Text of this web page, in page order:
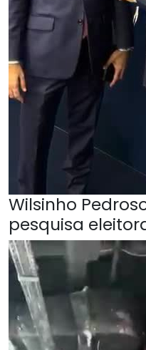
Wilsinho
pesquisa